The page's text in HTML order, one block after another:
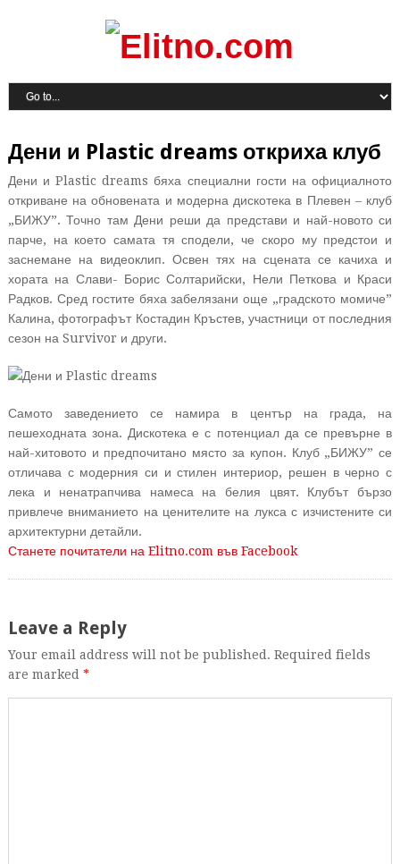
Дени и Plastic dreams откриха клуб
Дени и Plastic dreams бяха специални гости на официалното
откриване на обновената и модерна дискотека в Плевен – клуб
„БИЖУ”. Точно там Дени реши да представи и най-новото си
парче, на което самата тя сподели, че скоро му предстои и
заснемане на видеоклип. Освен тях на сцената се качиха и
хората на Слави- Борис Солтарийски, Нели Петкова и Краси
Радков. Сред гостите бяха забелязани още „градското момиче”
Калина, фотографът Костадин Кръстев, участници от последния
сезон на Survivor и други.
Самото заведението се намира в център на града, на
пешеходната зона. Дискотека е с потенциал да се превърне в
най-хитовото и предпочитано място за купон. Клуб „БИЖУ” се
отличава с модерния си и стилен интериор, решен в черно с
лека и ненатрапчива намеса на белия цвят. Клубът бързо
привлече вниманието на ценителите на лукса с изчистените си
архитектурни детайли.
Станете почитатели на Elitno.com във Facebook
Leave a Reply
Your email address will not be published. Required fields
are marked *